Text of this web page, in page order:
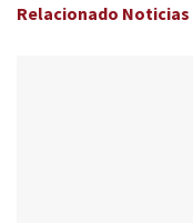
Relacionado Noticias